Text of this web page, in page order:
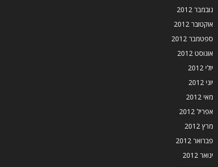
נובמבר 2012
אוקטובר 2012
ספטמבר 2012
אוגוסט 2012
יולי 2012
יוני 2012
מאי 2012
אפריל 2012
מרץ 2012
פברואר 2012
ינואר 2012